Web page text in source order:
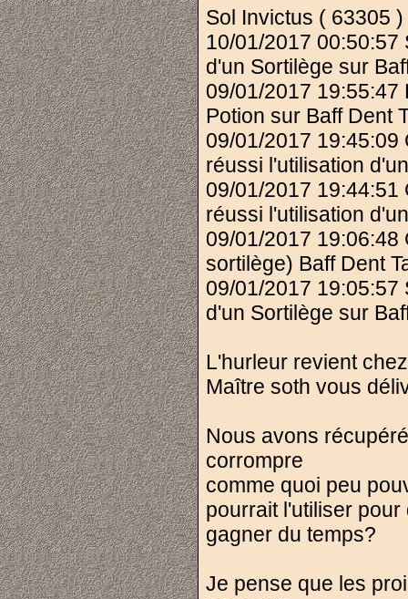
Sol Invictus ( 63305
10/01/2017 00:50:57
d'un Sortilège sur
09/01/2017 19:55:47
Potion sur Baff Dent
09/01/2017 19:45:09
réussi l'utilisation
09/01/2017 19:44:51
réussi l'utilisation
09/01/2017 19:06:48
sortilège) Baff Dent
09/01/2017 19:05:57
d'un Sortilège sur
L'hurleur revient
Maître soth vous
Nous avons
corrompre
comme quoi peu
pourrait l'utiliser
gagner du temps?
Je pense que les